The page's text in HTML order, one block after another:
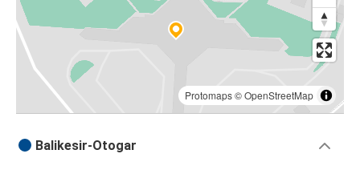
Protomaps©OpenStreetMap
Balikesir-Otogar